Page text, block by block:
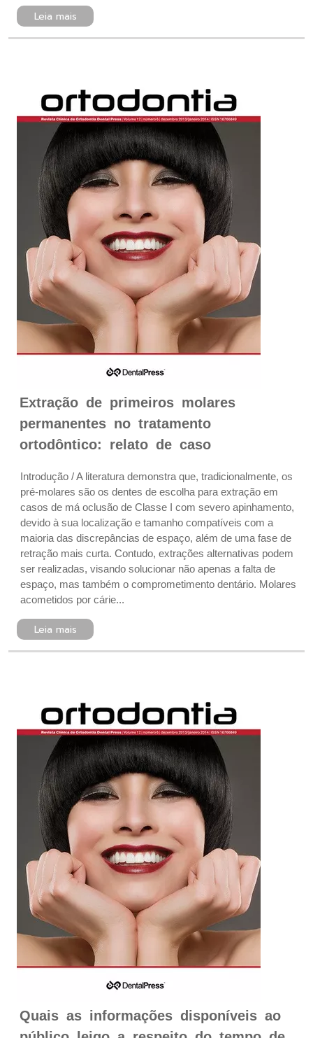
Leia mais
Extração de primeiros molares
permanentes no tratamento
ortodôntico: relato de caso
Introdução / A literatura demonstra que, tradicionalmente, os
pré-molares são os dentes de escolha para extração em
casos de má oclusão de Classe I com severo apinhamento,
devido à sua localização e tamanho compatíveis com a
maioria das discrepâncias de espaço, além de uma fase de
retração mais curta. Contudo, extrações alternativas podem
ser realizadas, visando solucionar não apenas a falta de
espaço, mas também o comprometimento dentário. Molares
acometidos por cárie...
Leia mais
Quais as informações disponíveis ao